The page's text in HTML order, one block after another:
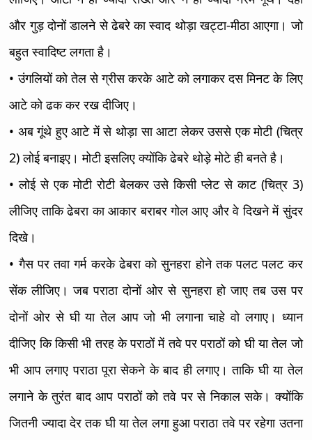
और गुड़ दोनों डालने से ढेबरे का स्वाद थोड़ा खट्टा-मीठा आएगा। जो
बहुत स्वादिष्ट लगता है।
• उंगलियों को तेल से ग्रीस करके आटे को लगाकर दस मिनट के लिए
आटे को ढक कर रख दीजिए।
• अब गूंथे हुए आटे में से थोड़ा सा आटा लेकर उससे एक मोटी (चित्र
2) लोई बनाइए। मोटी इसलिए क्योंकि ढेबरे थोड़े मोटे ही बनते है।
• लोई से एक मोटी रोटी बेलकर उसे किसी प्लेट से काट (चित्र 3)
लीजिए ताकि ढेबरा का आकार बराबर गोल आए और वे दिखने में सुंदर
दिखे।
• गैस पर तवा गर्म करके ढेबरा को सुनहरा होने तक पलट पलट कर
सेंक लीजिए। जब पराठा दोनों ओर से सुनहरा हो जाए तब उस पर
दोनों ओर से घी या तेल आप जो भी लगाना चाहे वो लगाए। ध्यान
दीजिए कि किसी भी तरह के पराठों में तवे पर पराठों को घी या तेल जो
भी आप लगाए पराठा पूरा सेकने के बाद ही लगाए। ताकि घी या तेल
लगाने के तुरंत बाद आप पराठों को तवे पर से निकाल सके। क्योंकि
जितनी ज्यादा देर तक घी या तेल लगा हुआ पराठा तवे पर रहेगा उतना